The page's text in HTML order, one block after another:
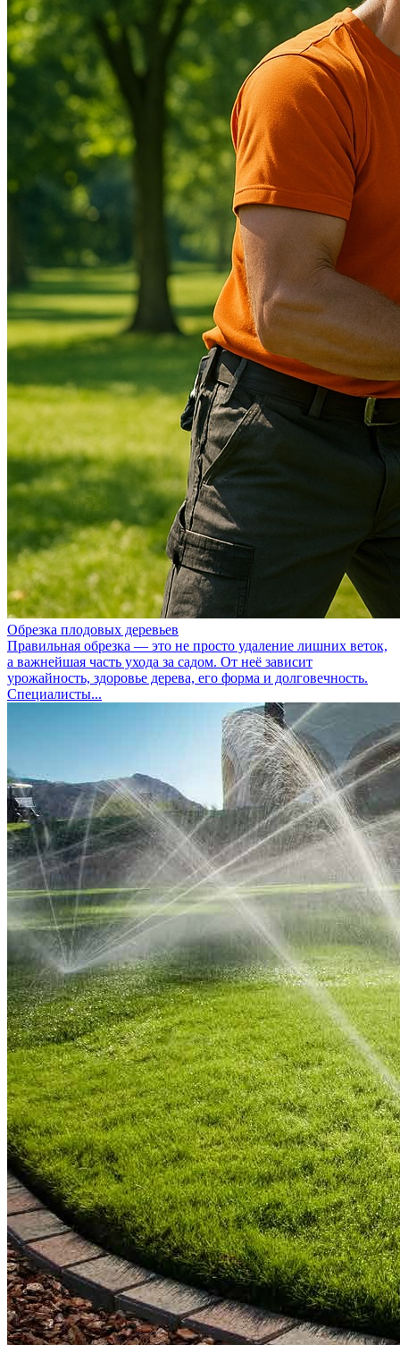
Обрезка плодовых деревьев
Правильная обрезка — это не просто удаление лишних веток,
а важнейшая часть ухода за садом. От неё зависит
урожайность, здоровье дерева, его форма и долговечность.
Специалисты...